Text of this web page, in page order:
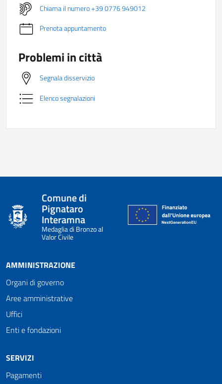
Chiama il numero +39 0776 949012
Prenota appuntamento
Problemi in città
Segnala disservizio
Elenco segnalazioni
Comune di
Pignataro
Interamna
Medaglia di Bronzo al
Valor Civile
AMMINISTRAZIONE
Organi di governo
Aree amministrative
Uffici
Enti e fondazioni
SERVIZI
Pagamenti